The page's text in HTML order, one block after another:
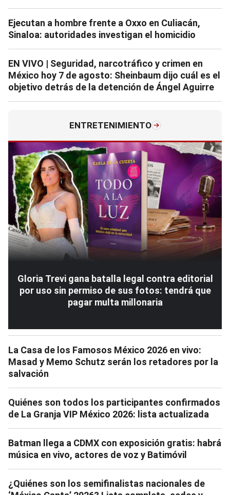
Ejecutan a hombre frente a Oxxo en Culiacán,
Sinaloa: autoridades investigan el homicidio
EN VIVO | Seguridad, narcotráfico y crimen en
México hoy 7 de agosto: Sheinbaum dijo cuál es el
objetivo detrás de la detención de Ángel Aguirre
ENTRETENIMIENTO
Gloria Trevi gana batalla legal contra editorial
por uso sin permiso de sus fotos: tendrá que
pagar multa millonaria
La Casa de los Famosos México 2026 en vivo:
Masad y Memo Schutz serán los retadores por la
salvación
Quiénes son todos los participantes confirmados
de La Granja VIP México 2026: lista actualizada
Batman llega a CDMX con exposición gratis: habrá
música en vivo, actores de voz y Batimóvil
¿Quiénes son los semifinalistas nacionales de